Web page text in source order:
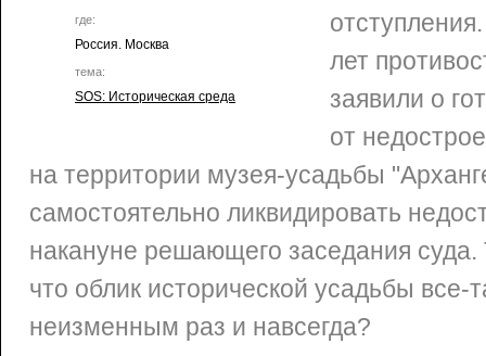
где:
Россия. Москва
тема:
SOS: Историческая среда
лет
заявили о
от
на территории музея-усадьбы
самостоятельно ликвидировать
накануне решающего заседания суда.
что облик исторической усадьбы все-
неизменным раз и навсегда?